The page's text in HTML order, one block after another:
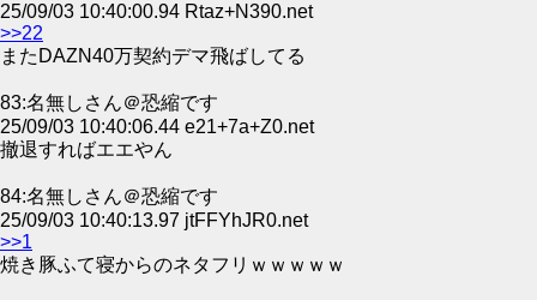
25/09/03 10:40:00.94 Rtaz+N390.net
>>22
またDAZN40万契約デマ飛ばしてる
83:名無しさん＠恐縮です
25/09/03 10:40:06.44 e21+7a+Z0.net
撤退すればエエやん
84:名無しさん＠恐縮です
25/09/03 10:40:13.97 jtFFYhJR0.net
>>1
焼き豚ふて寝からのネタフリｗｗｗｗｗ